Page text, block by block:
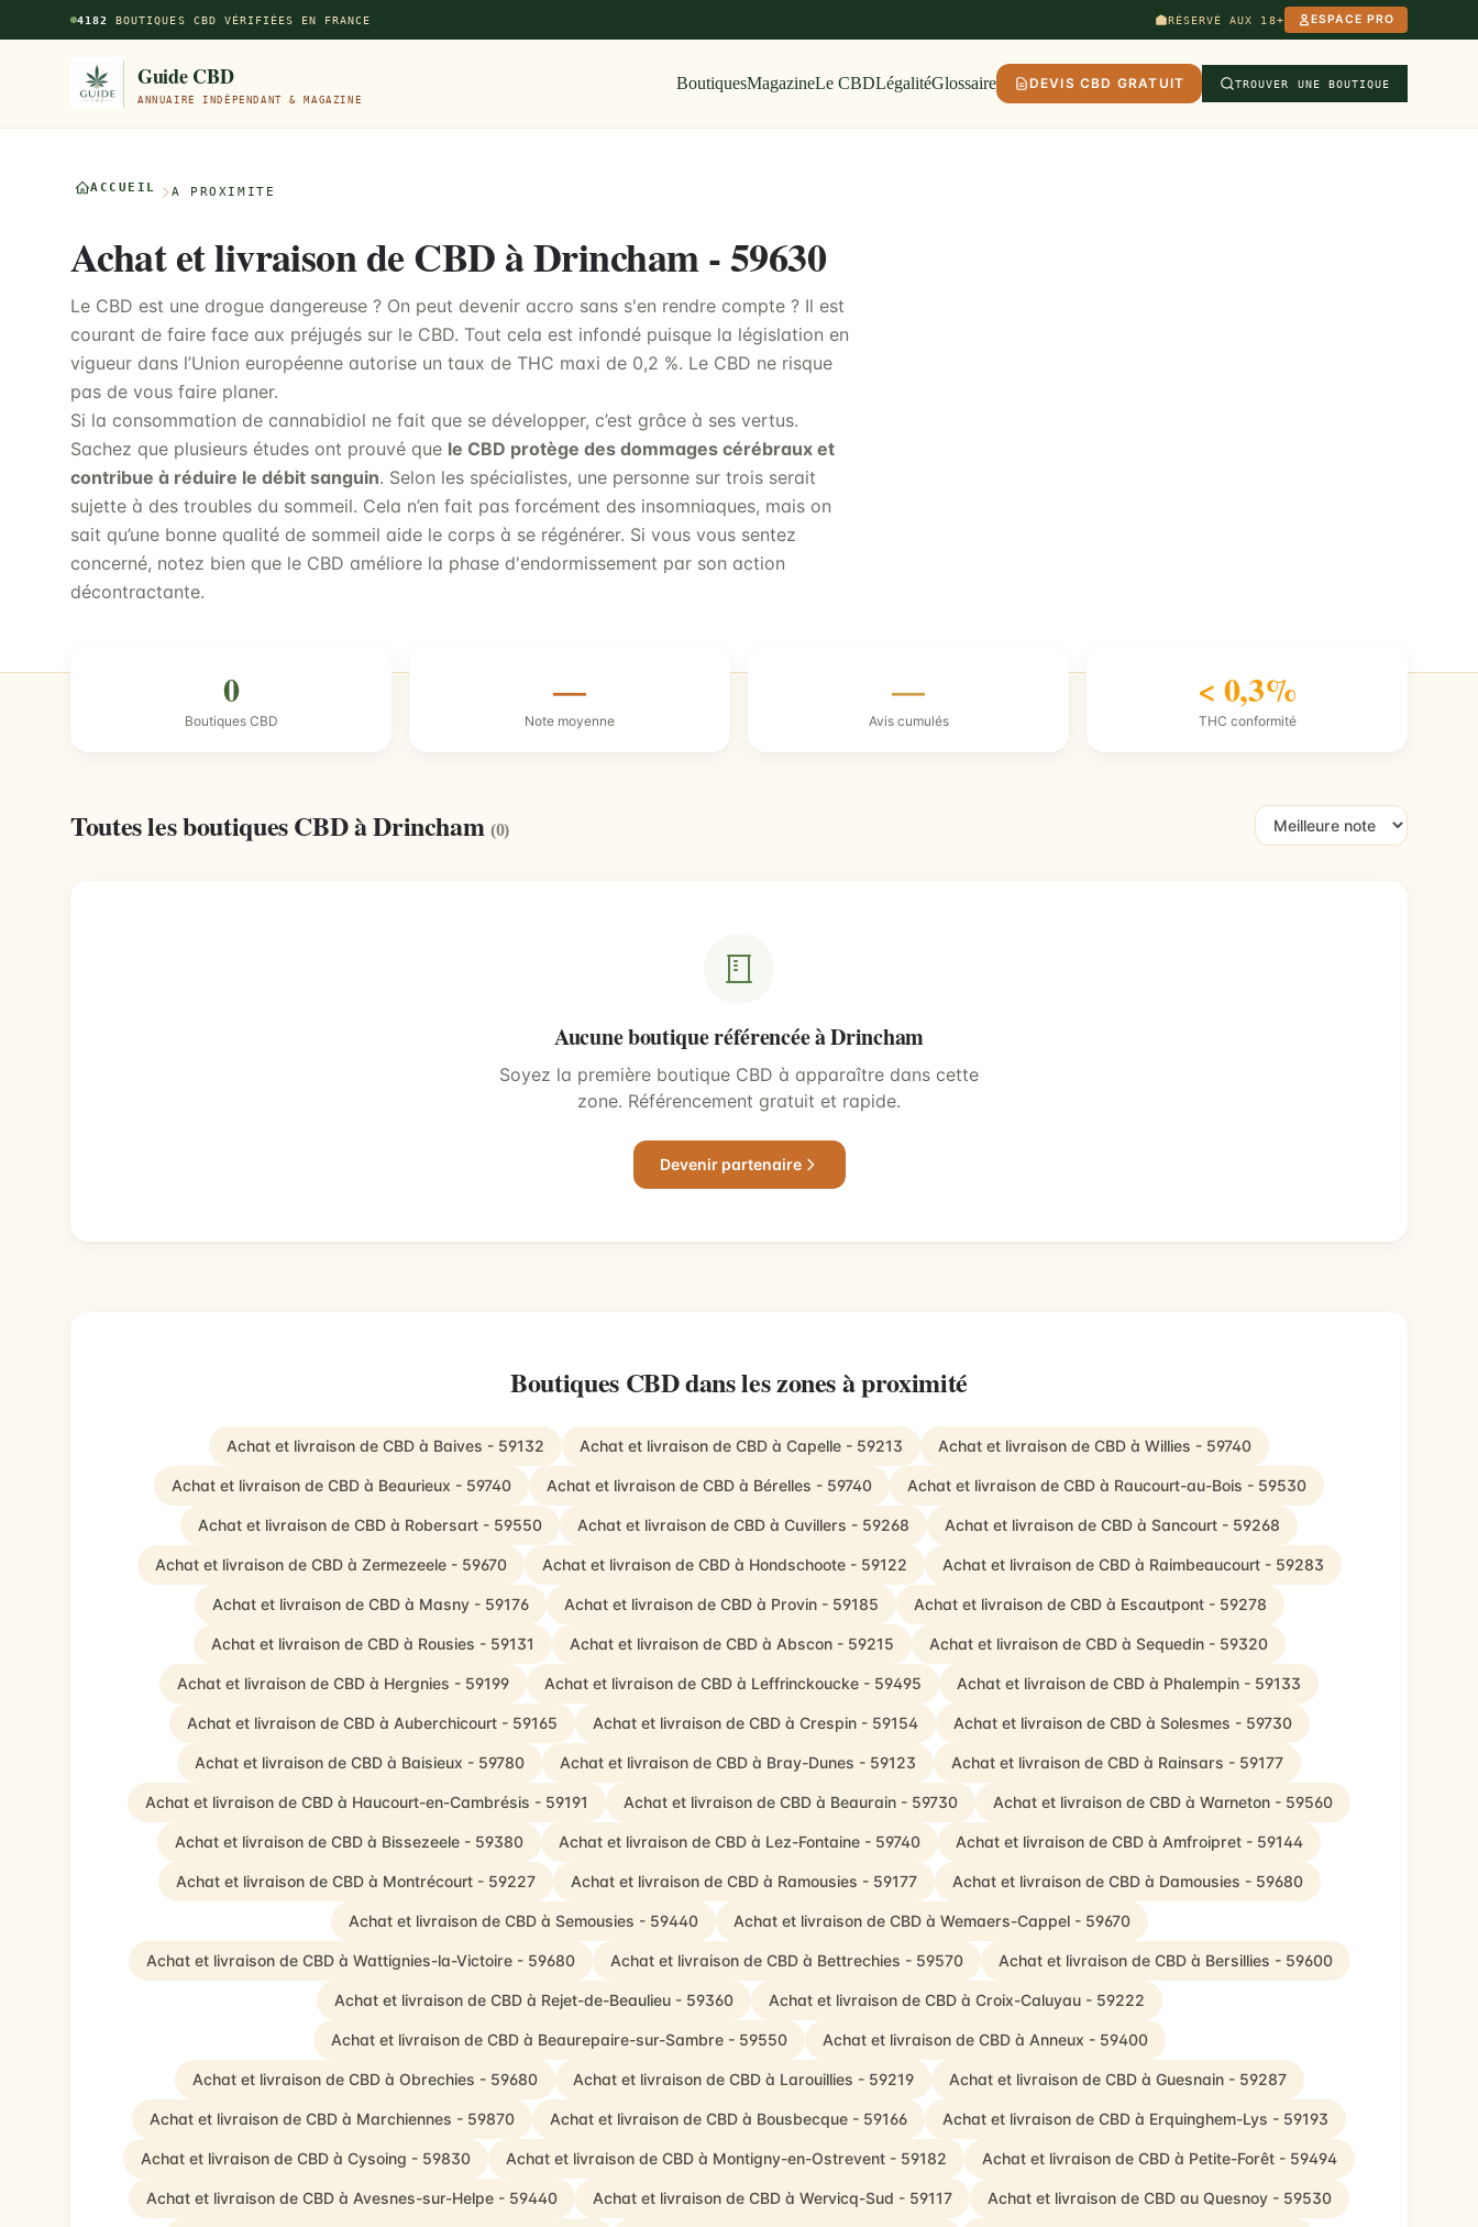
Aller au contenu principal
4182 BOUTIQUES CBD VÉRIFIÉES EN FRANCE RÉSERVÉ AUX 18+ ESPACE PRO
Guide CBD
ANNUAIRE INDÉPENDANT & MAGAZINE
BoutiquesMagazineLe CBDLégalitéGlossaire DEVIS CBD GRATUIT TROUVER UNE BOUTIQUE
ACCUEIL À PROXIMITÉ
Achat et livraison de CBD à Drincham - 59630
Le CBD est une drogue dangereuse ? On peut devenir accro sans s'en rendre compte ? Il est
courant de faire face aux préjugés sur le CBD. Tout cela est infondé puisque la législation en
vigueur dans l’Union européenne autorise un taux de THC maxi de 0,2 %. Le CBD ne risque
pas de vous faire planer.
Si la consommation de cannabidiol ne fait que se développer, c’est grâce à ses vertus.
Sachez que plusieurs études ont prouvé que le CBD protège des dommages cérébraux et
contribue à réduire le débit sanguin. Selon les spécialistes, une personne sur trois serait
sujette à des troubles du sommeil. Cela n’en fait pas forcément des insomniaques, mais on
sait qu’une bonne qualité de sommeil aide le corps à se régénérer. Si vous vous sentez
concerné, notez bien que le CBD améliore la phase d'endormissement par son action
décontractante.
0
Boutiques CBD
—
Note moyenne
—
Avis cumulés
< 0,3%
THC conformité
Toutes les boutiques CBD à Drincham(0)
Aucune boutique référencée à Drincham
Soyez la première boutique CBD à apparaître dans cette
zone. Référencement gratuit et rapide.
Devenir partenaire
Boutiques CBD dans les zones à proximité
Achat et livraison de CBD à Baives - 59132 Achat et livraison de CBD à Capelle - 59213 Achat et livraison de CBD à Willies - 59740
Achat et livraison de CBD à Beaurieux - 59740 Achat et livraison de CBD à Bérelles - 59740 Achat et livraison de CBD à Raucourt-au-Bois - 59530
Achat et livraison de CBD à Robersart - 59550 Achat et livraison de CBD à Cuvillers - 59268 Achat et livraison de CBD à Sancourt - 59268
Achat et livraison de CBD à Zermezeele - 59670 Achat et livraison de CBD à Hondschoote - 59122 Achat et livraison de CBD à Raimbeaucourt - 59283
Achat et livraison de CBD à Masny - 59176 Achat et livraison de CBD à Provin - 59185 Achat et livraison de CBD à Escautpont - 59278
Achat et livraison de CBD à Rousies - 59131 Achat et livraison de CBD à Abscon - 59215 Achat et livraison de CBD à Sequedin - 59320
Achat et livraison de CBD à Hergnies - 59199 Achat et livraison de CBD à Leffrinckoucke - 59495 Achat et livraison de CBD à Phalempin - 59133
Achat et livraison de CBD à Auberchicourt - 59165 Achat et livraison de CBD à Crespin - 59154 Achat et livraison de CBD à Solesmes - 59730
Achat et livraison de CBD à Baisieux - 59780 Achat et livraison de CBD à Bray-Dunes - 59123 Achat et livraison de CBD à Rainsars - 59177
Achat et livraison de CBD à Haucourt-en-Cambrésis - 59191 Achat et livraison de CBD à Beaurain - 59730 Achat et livraison de CBD à Warneton - 59560
Achat et livraison de CBD à Bissezeele - 59380 Achat et livraison de CBD à Lez-Fontaine - 59740 Achat et livraison de CBD à Amfroipret - 59144
Achat et livraison de CBD à Montrécourt - 59227 Achat et livraison de CBD à Ramousies - 59177 Achat et livraison de CBD à Damousies - 59680
Achat et livraison de CBD à Semousies - 59440 Achat et livraison de CBD à Wemaers-Cappel - 59670
Achat et livraison de CBD à Wattignies-la-Victoire - 59680 Achat et livraison de CBD à Bettrechies - 59570 Achat et livraison de CBD à Bersillies - 59600
Achat et livraison de CBD à Rejet-de-Beaulieu - 59360 Achat et livraison de CBD à Croix-Caluyau - 59222
Achat et livraison de CBD à Beaurepaire-sur-Sambre - 59550 Achat et livraison de CBD à Anneux - 59400
Achat et livraison de CBD à Obrechies - 59680 Achat et livraison de CBD à Larouillies - 59219 Achat et livraison de CBD à Guesnain - 59287
Achat et livraison de CBD à Marchiennes - 59870 Achat et livraison de CBD à Bousbecque - 59166 Achat et livraison de CBD à Erquinghem-Lys - 59193
Achat et livraison de CBD à Cysoing - 59830 Achat et livraison de CBD à Montigny-en-Ostrevent - 59182 Achat et livraison de CBD à Petite-Forêt - 59494
Achat et livraison de CBD à Avesnes-sur-Helpe - 59440 Achat et livraison de CBD à Wervicq-Sud - 59117 Achat et livraison de CBD au Quesnoy - 59530